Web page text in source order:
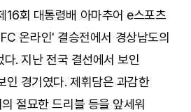
16회 대통령배 아마추어 e스포츠
온라인' 결승전에서 경상남도의
. 지난 전국 결선에서 보인
인 경기였다. 제휘담은 과감한
절묘한 드리블 등을 앞세워